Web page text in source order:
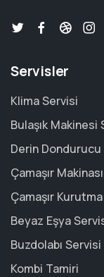
Servisler
Klima Servisi
Bulaşık Makinesi
Derin Dondurucu
Çamaşır
Çamaşır
Beyaz Eşya
Buzdolabı Servisi
Kombi Tamiri